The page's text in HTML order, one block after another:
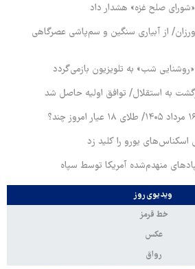
صلح غزه» هشدار داد
از آبیاری سنگین و سم‌پاشی عصرگاهی
شب» به تلویزیون بازمی‌گردد
به استقلال/ توافق اولیه حاصل شد
اسکناس‌های یورو را کلید زد
منهدم‌شده آمریکا توسط سپاه
ویدیوی روز
خط قرمز
عکس
رواق